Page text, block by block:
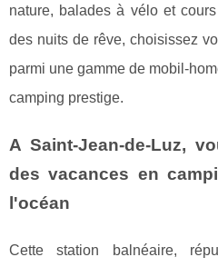
nature, balades à vélo et
des nuits de rêve, choisissez
parmi une gamme de mobil-
camping prestige.
A Saint-Jean-de-Luz,
des vacances en
l'océan
Cette station balnéaire,